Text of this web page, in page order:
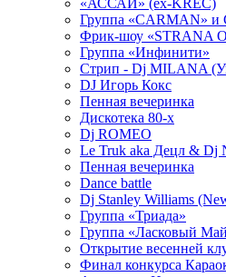
«АССАИ» (ex-KREC)
Группа «CARMAN» и
Фрик-шоу «STRANA
Группа «Инфинити»
Стрип - Dj MILANA
DJ Игорь Кокс
Пенная вечеринка
Дискотека 80-х
Dj ROMEO
Le Truk aka Децл & Dj
Пенная вечеринка
Dance battle
Dj Stanley Williams
Группа «Триада»
Группа «Ласковый
Открытие весенней
Финал конкурса